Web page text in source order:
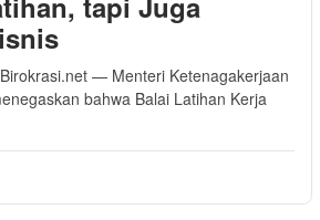
— Menteri Ketenagakerjaan
bahwa Balai Latihan Kerja